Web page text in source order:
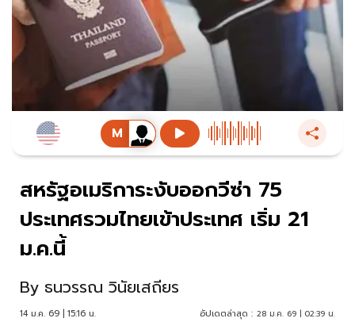
สหรัฐอเมริการะงับออกวีซ่า 75
ประเทศรวมไทยเข้าประเทศ เริ่ม 21
ม.ค.นี้
By ธนวรรณ วินัยเสถียร
14 ม.ค. 69 | 15:16 น. อัปเดตล่าสุด : 28 ม.ค. 69 | 02:39 น.